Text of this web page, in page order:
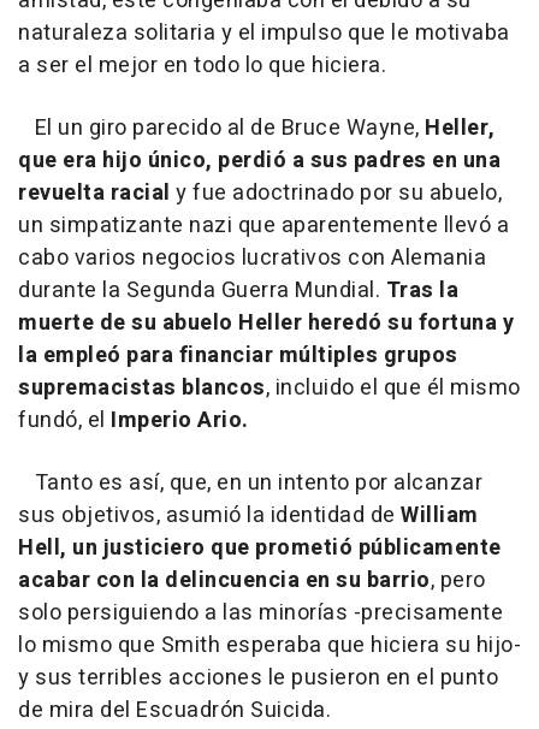
naturaleza solitaria y el impulso que le motivaba
a ser el mejor en todo lo que hiciera.
El un giro parecido al de Bruce Wayne, Heller,
que era hijo único, perdió a sus padres en una
revuelta racial y fue adoctrinado por su abuelo,
un simpatizante nazi que aparentemente llevó a
cabo varios negocios lucrativos con Alemania
durante la Segunda Guerra Mundial. Tras la
muerte de su abuelo Heller heredó su fortuna y
la empleó para financiar múltiples grupos
supremacistas blancos, incluido el que él mismo
fundó, el Imperio Ario.
Tanto es así, que, en un intento por alcanzar
sus objetivos, asumió la identidad de William
Hell, un justiciero que prometió públicamente
acabar con la delincuencia en su barrio, pero
solo persiguiendo a las minorías -precisamente
lo mismo que Smith esperaba que hiciera su hijo-
y sus terribles acciones le pusieron en el punto
de mira del Escuadrón Suicida.